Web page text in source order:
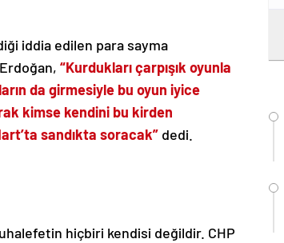
iddia edilen para sayma
“Kurdukları çarpışık oyunla
da girmesiyle bu oyun iyice
kimse kendini bu kirden
sandıkta soracak” dedi.
hiçbiri kendisi değildir. CHP